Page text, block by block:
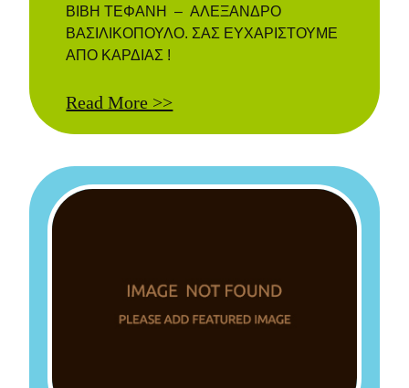
ΒΙΒΗ ΤΕΦΑΝΗ – ΑΛΕΞΑΝΔΡΟ
ΒΑΣΙΛΙΚΟΠΟΥΛΟ. ΣΑΣ ΕΥΧΑΡΙΣΤΟΥΜΕ
ΑΠΟ ΚΑΡΔΙΑΣ !
Read More >>